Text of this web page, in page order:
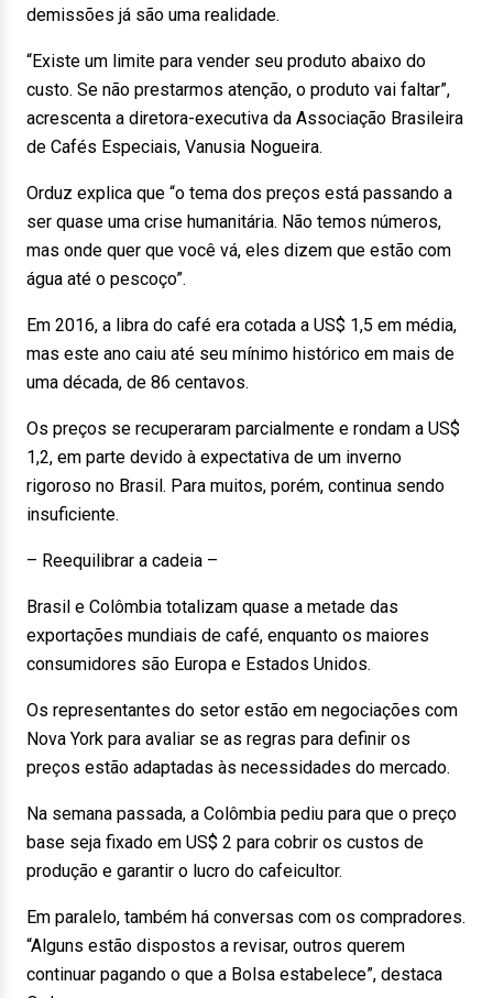
demissões já são uma realidade.
“Existe um limite para vender seu produto abaixo do
custo. Se não prestarmos atenção, o produto vai faltar”,
acrescenta a diretora-executiva da Associação Brasileira
de Cafés Especiais, Vanusia Nogueira.
Orduz explica que “o tema dos preços está passando a
ser quase uma crise humanitária. Não temos números,
mas onde quer que você vá, eles dizem que estão com
água até o pescoço”.
Em 2016, a libra do café era cotada a US$ 1,5 em média,
mas este ano caiu até seu mínimo histórico em mais de
uma década, de 86 centavos.
Os preços se recuperaram parcialmente e rondam a US$
1,2, em parte devido à expectativa de um inverno
rigoroso no Brasil. Para muitos, porém, continua sendo
insuficiente.
– Reequilibrar a cadeia –
Brasil e Colômbia totalizam quase a metade das
exportações mundiais de café, enquanto os maiores
consumidores são Europa e Estados Unidos.
Os representantes do setor estão em negociações com
Nova York para avaliar se as regras para definir os
preços estão adaptadas às necessidades do mercado.
Na semana passada, a Colômbia pediu para que o preço
base seja fixado em US$ 2 para cobrir os custos de
produção e garantir o lucro do cafeicultor.
Em paralelo, também há conversas com os compradores.
“Alguns estão dispostos a revisar, outros querem
continuar pagando o que a Bolsa estabelece”, destaca